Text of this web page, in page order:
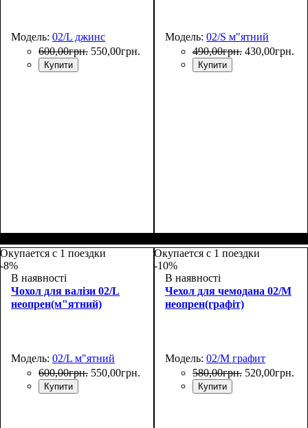
Модель: 02/L джинс
600,00грн. 550,00грн.
Купити
Модель: 02/S м"ятний
490,00грн. 430,00грн.
Купити
Окупается с 1 поездки
-8%
В наявності
Чохол для валізи 02/L
неопрен(м"ятний)
Модель: 02/L м"ятний
600,00грн. 550,00грн.
Купити
Окупается с 1 поездки
-10%
В наявності
Чехол для чемодана 02/M
неопрен(графіт)
Модель: 02/M графит
580,00грн. 520,00грн.
Купити